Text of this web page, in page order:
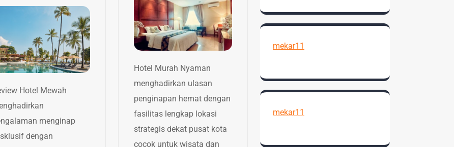
Hotel Mewah
menginap
dengan
Hotel Murah Nyaman
menghadirkan ulasan
penginapan hemat dengan
fasilitas lengkap lokasi
strategis dekat pusat kota
cocok untuk wisata dan
mekar11
mekar11